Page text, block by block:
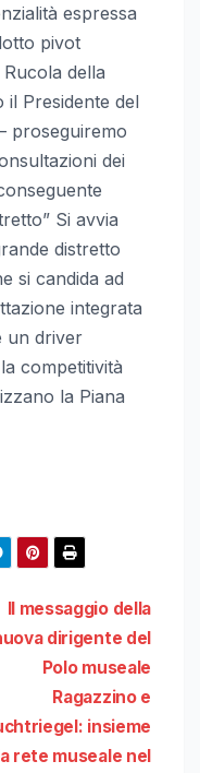
espressa
pivot
della
il Presidente del
proseguiremo
dei
Si avvia
distretto
si candida ad
integrata
un driver
competitività
la Piana
Il messaggio della
dirigente del
Polo museale
Ragazzino e
insieme
rete museale nel